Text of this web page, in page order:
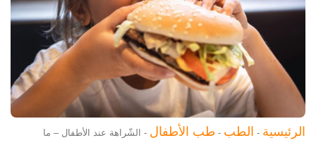
الرئيسية - الطب - طب الأطفال - الشّراهة عند الأطفال – ما